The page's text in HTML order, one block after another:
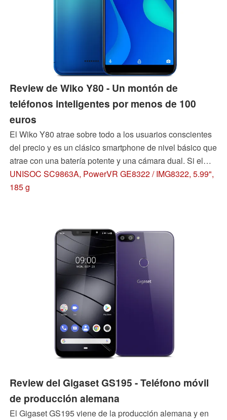
Review de Wiko Y80 - Un montón de
teléfonos inteligentes por menos de 100
euros
El Wiko Y80 atrae sobre todo a los usuarios conscientes
del precio y es un clásico smartphone de nivel básico que
atrae con una batería potente y una cámara dual. Si el
cálculo funciona, puedes leer en la reseña.
UNISOC SC9863A, PowerVR GE8322 / IMG8322, 5.99",
185 g
Review del Gigaset GS195 - Teléfono móvil
de producción alemana
El Gigaset GS195 viene de la producción alemana y en